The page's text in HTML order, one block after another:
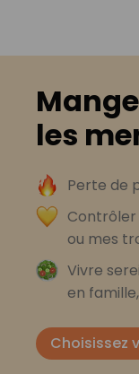
les
Perte de
ou mes
Vivre
en
Choisissez